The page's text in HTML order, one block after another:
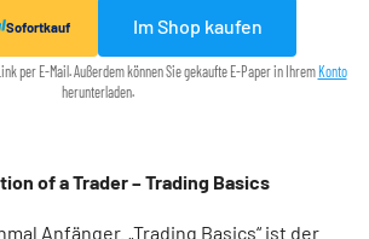
Sofortkauf Im Shop kaufen
per E-Mail. Außerdem können Sie gekaufte E-Paper in Ihrem Konto
herunterladen.
of a Trader – Trading Basics
Anfänger. „Trading Basics“ ist der